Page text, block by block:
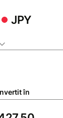
JPY
în